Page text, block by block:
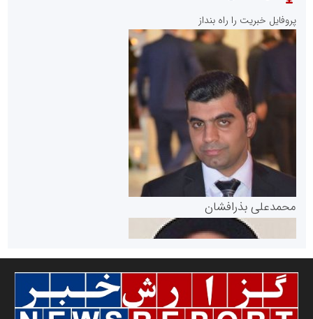
پایگاه خبری نهضت ملی مسکن
پایگاه خبری گفتمان یزد
سازمان بورس و اوراق بهادار
مرجع اخبار موثق در بازارسرمایه
سازمان صنعت،معدن و تجارت
پروفایل خبریت را راه بنداز
محمدعلی بذرافشان